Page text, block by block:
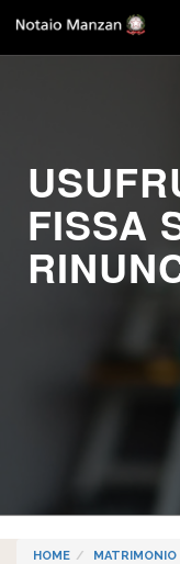
FISSA
HOME
MATRIMONIO